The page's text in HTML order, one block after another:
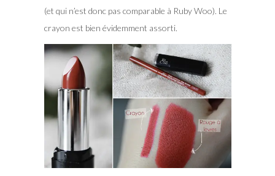
(et qui n’est donc pas comparable à Ruby Woo). Le
crayon est bien évidemment assorti.